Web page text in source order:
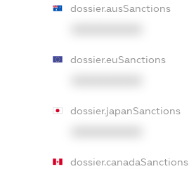
dossier.ausSanctions
dossier.euSanctions
dossier.japanSanctions
dossier.canadaSanctions